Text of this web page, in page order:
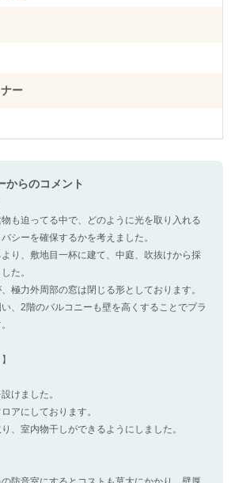
ー
からのコメント
物も迫ってる中で、どのように光を取り入れる
シーを確保するかを考えました。
より、敷地目一杯に建て、中庭、吹抜けから採
た。
極力外周部の窓は閉じる形としております。
い、2階のバルコニーも壁を高くすることでプラ
けました。
アにしております。
、室内物干しができるようにしました。